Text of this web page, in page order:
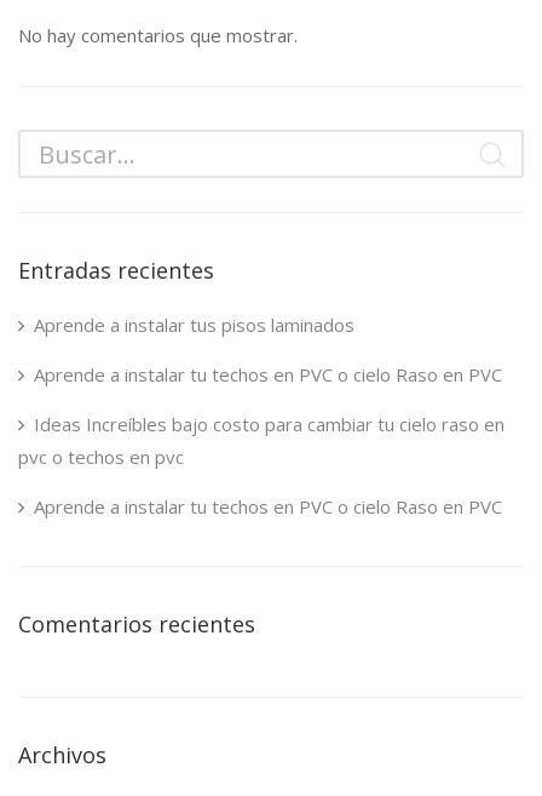
No hay comentarios que mostrar.
Entradas recientes
Aprende a instalar tus pisos laminados
Aprende a instalar tu techos en PVC o cielo Raso en PVC
Ideas Increíbles bajo costo para cambiar tu cielo raso en
pvc o techos en pvc
Aprende a instalar tu techos en PVC o cielo Raso en PVC
Comentarios recientes
Archivos